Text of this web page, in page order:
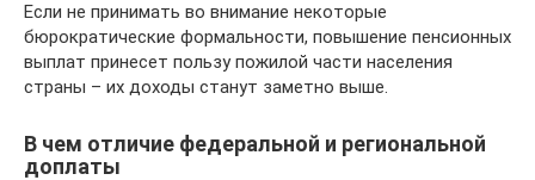
Если не принимать во внимание некоторые
бюрократические формальности, повышение пенсионных
выплат принесет пользу пожилой части населения
страны – их доходы станут заметно выше.
В чем отличие федеральной и региональной
доплаты